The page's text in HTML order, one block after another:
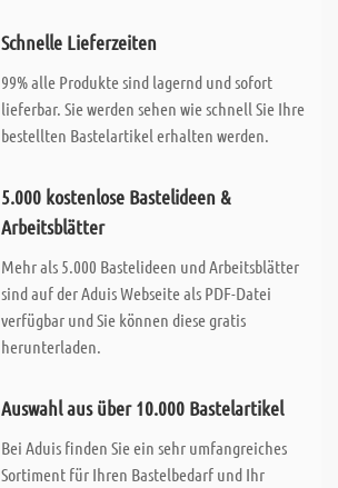
Schnelle Lieferzeiten
99% alle Produkte sind lagernd und sofort
lieferbar. Sie werden sehen wie schnell Sie Ihre
bestellten Bastelartikel erhalten werden.
5.000 kostenlose Bastelideen &
Arbeitsblätter
Mehr als 5.000 Bastelideen und Arbeitsblätter
sind auf der Aduis Webseite als PDF-Datei
verfügbar und Sie können diese gratis
herunterladen.
Auswahl aus über 10.000 Bastelartikel
Bei Aduis finden Sie ein sehr umfangreiches
Sortiment für Ihren Bastelbedarf und Ihr